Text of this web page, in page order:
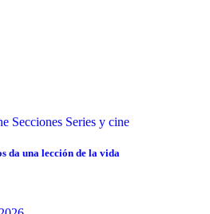
Secciones Series y cine
da una lección de la vida